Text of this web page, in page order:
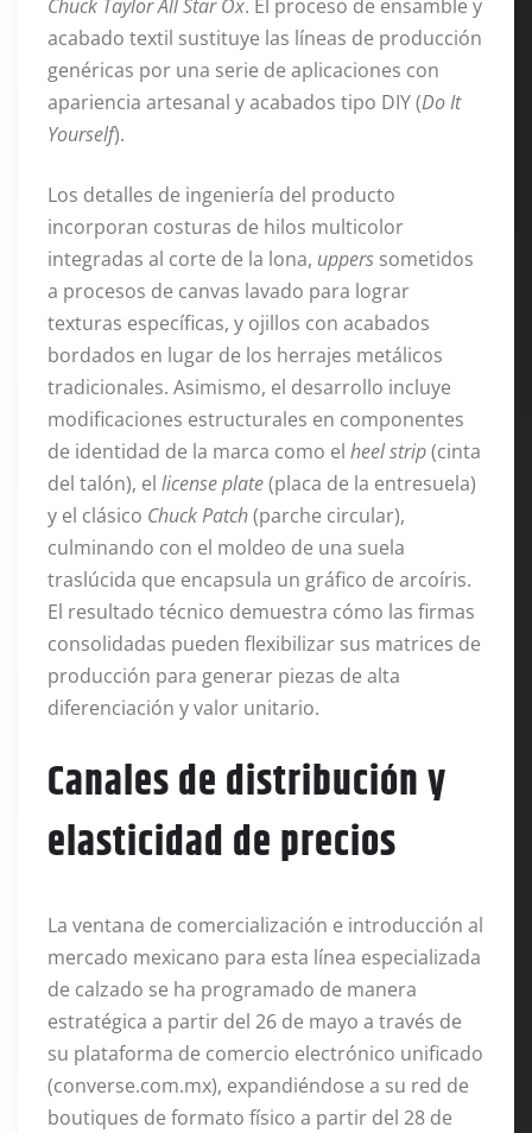
Chuck Taylor All Star Ox. El proceso de ensamble y
acabado textil sustituye las líneas de producción
genéricas por una serie de aplicaciones con
apariencia artesanal y acabados tipo DIY (Do It
Yourself).
Los detalles de ingeniería del producto
incorporan costuras de hilos multicolor
integradas al corte de la lona, uppers sometidos
a procesos de canvas lavado para lograr
texturas específicas, y ojillos con acabados
bordados en lugar de los herrajes metálicos
tradicionales. Asimismo, el desarrollo incluye
modificaciones estructurales en componentes
de identidad de la marca como el heel strip(cinta
del talón), el license plate(placa de la entresuela)
y el clásico Chuck Patch(parche circular),
culminando con el moldeo de una suela
traslúcida que encapsula un gráfico de arcoíris.
El resultado técnico demuestra cómo las firmas
consolidadas pueden flexibilizar sus matrices de
producción para generar piezas de alta
diferenciación y valor unitario.
Canales de distribución y
elasticidad de precios
La ventana de comercialización e introducción al
mercado mexicano para esta línea especializada
de calzado se ha programado de manera
estratégica a partir del 26 de mayo a través de
su plataforma de comercio electrónico unificado
(converse.com.mx), expandiéndose a su red de
boutiques de formato físico a partir del 28 de